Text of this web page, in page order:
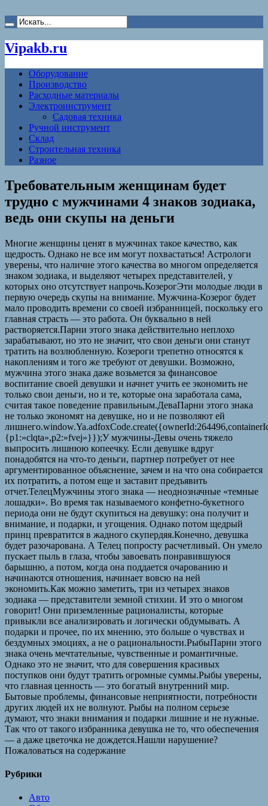
Vipakb.ru
Оборудование
Производство
Расходные материалы
Электроинструмент
Садовая техника
Ручной инструмент
Склад
Строительная техника
Разное
Требовательным женщинам будет
трудно с мужчинами 4 знаков зодиака,
ведь они скупы на деньги
Многие женщины ценят в мужчинах такое качество, как
щедрость. Однако не все им могут похвастаться! Астрологи
уверены, что наличие этого качества во многом определяется
знаком зодиака, и выделяют четырех представителей, у
которых оно отсутствует напрочь.КозерогЭти молодые люди в
первую очередь скупы на внимание. Мужчина-Козерог будет
мало проводить времени со своей избранницей, поскольку его
главная страсть — это работа. Он буквально в ней
растворяется.Парни этого знака действительно неплохо
зарабатывают, но это не значит, что свои деньги они станут
тратить на возлюбленную. Козероги трепетно относятся к
накоплениям и того же требуют от девушки. Возможно,
мужчина этого знака даже возьмется за финансовое
воспитание своей девушки и начнет учить ее экономить не
только свои деньги, но и те, которые она заработала сама,
считая такое поведение правильным.ДеваПарни этого знака
не только экономят на девушке, но и не позволяют ей
{p1:»clqta»,p2:»fvej»}});У мужчины-Девы очень тяжело
выпросить лишнюю копеечку. Если девушке вдруг
понадобятся на что-то деньги, партнер потребует от нее
аргументированное объяснение, зачем и на что она собирается
их потратить, а потом еще и заставит предъявить
отчет.ТелецМужчины этого знака — неоднозначные «темные
лошадки». Во время так называемого конфетно-букетного
периода они не будут скупиться на девушку: она получит и
внимание, и подарки, и угощения. Однако потом щедрый
принц превратится в жадного скупердяя.Конечно, девушка
будет разочарована. А Телец попросту расчетливый. Он умело
пускает пыль в глаза, чтобы завоевать понравившуюся
барышню, а потом, когда она поддается очарованию и
начинаются отношения, начинает вовсю на ней
экономить.Как можно заметить, три из четырех знаков
зодиака — представители земной стихии. И это о многом
говорит! Они приземленные рационалисты, которые
привыкли все анализировать и логически обдумывать. А
подарки и прочее, по их мнению, это больше о чувствах и
бездумных эмоциях, а не о рациональности.РыбыПарни этого
знака очень мечтательные, чувственные и романтичные.
Однако это не значит, что для совершения красивых
поступков они будут тратить огромные суммы.Рыбы уверены,
что главная ценность — это богатый внутренний мир.
Бытовые проблемы, финансовые неприятности, потребности
других людей их не волнуют. Рыбы на полном серьезе
думают, что знаки внимания и подарки лишние и не нужные.
Так что от такого избранника девушка не то, что обеспечения
— а даже цветочка не дождется.Нашли нарушение?
Пожаловаться на содержание
Рубрики
Авто